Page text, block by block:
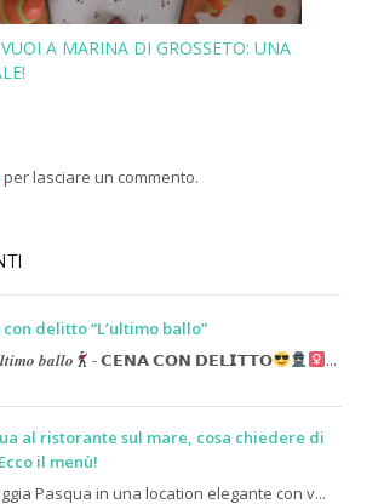
A MARINA DI GROSSETO: UNA
per lasciare un commento.
con delitto “L’ultimo ballo”
𝒃𝒂𝒍𝒍𝒐
- 𝗖𝗘𝗡𝗔 𝗖𝗢𝗡 𝗗𝗘𝗟𝗜𝗧𝗧𝗢 ...
al ristorante sul mare, cosa chiedere di
il menù!
Pasqua in una location elegante con v...